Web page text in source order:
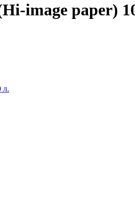
image paper)